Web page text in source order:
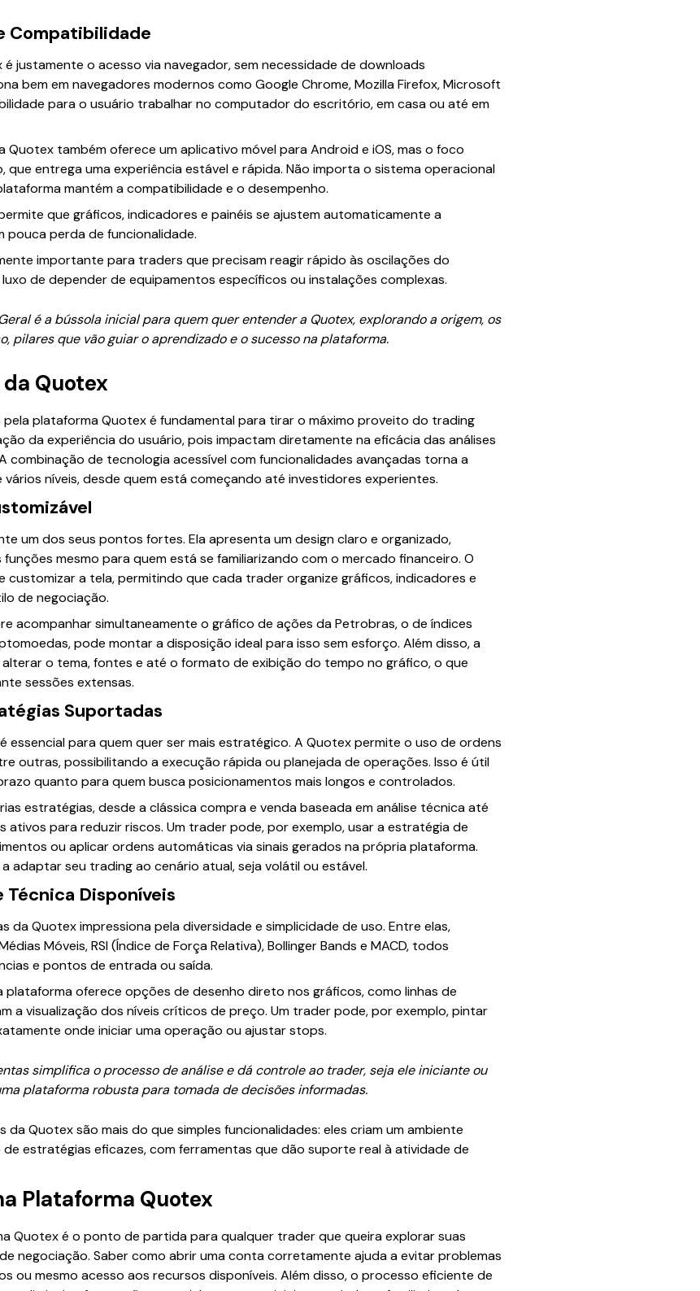
Compatibilidade
justamente o acesso via navegador, sem necessidade de downloads
bem em navegadores modernos como Google Chrome, Mozilla Firefox, Microsoft
para o usuário trabalhar no computador do escritório, em casa ou até em
Quotex também oferece um aplicativo móvel para Android e iOS, mas o foco
que entrega uma experiência estável e rápida. Não importa o sistema operacional
mantém a compatibilidade e o desempenho.
que gráficos, indicadores e painéis se ajustem automaticamente a
pouca perda de funcionalidade.
importante para traders que precisam reagir rápido às oscilações do
de depender de equipamentos específicos ou instalações complexas.
é a bússola inicial para quem quer entender a Quotex, explorando a origem, os
pilares que vão guiar o aprendizado e o sucesso na plataforma.
Quotex
plataforma Quotex é fundamental para tirar o máximo proveito do trading
da experiência do usuário, pois impactam diretamente na eficácia das análises
combinação de tecnologia acessível com funcionalidades avançadas torna a
níveis, desde quem está começando até investidores experientes.
um dos seus pontos fortes. Ela apresenta um design claro e organizado,
mesmo para quem está se familiarizando com o mercado financeiro. O
customizar a tela, permitindo que cada trader organize gráficos, indicadores e
de negociação.
acompanhar simultaneamente o gráfico de ações da Petrobras, o de índices
pode montar a disposição ideal para isso sem esforço. Além disso, a
o tema, fontes e até o formato de exibição do tempo no gráfico, o que
sessões extensas.
Suportadas
essencial para quem quer ser mais estratégico. A Quotex permite o uso de ordens
outras, possibilitando a execução rápida ou planejada de operações. Isso é útil
quanto para quem busca posicionamentos mais longos e controlados.
estratégias, desde a clássica compra e venda baseada em análise técnica até
ativos para reduzir riscos. Um trader pode, por exemplo, usar a estratégia de
ou aplicar ordens automáticas via sinais gerados na própria plataforma.
adaptar seu trading ao cenário atual, seja volátil ou estável.
Técnica Disponíveis
da Quotex impressiona pela diversidade e simplicidade de uso. Entre elas,
Móveis, RSI (Índice de Força Relativa), Bollinger Bands e MACD, todos
e pontos de entrada ou saída.
plataforma oferece opções de desenho direto nos gráficos, como linhas de
a visualização dos níveis críticos de preço. Um trader pode, por exemplo, pintar
onde iniciar uma operação ou ajustar stops.
simplifica o processo de análise e dá controle ao trader, seja ele iniciante ou
plataforma robusta para tomada de decisões informadas.
da Quotex são mais do que simples funcionalidades: eles criam um ambiente
estratégias eficazes, com ferramentas que dão suporte real à atividade de
Plataforma Quotex
Quotex é o ponto de partida para qualquer trader que queira explorar suas
negociação. Saber como abrir uma conta corretamente ajuda a evitar problemas
ou mesmo acesso aos recursos disponíveis. Além disso, o processo eficiente de